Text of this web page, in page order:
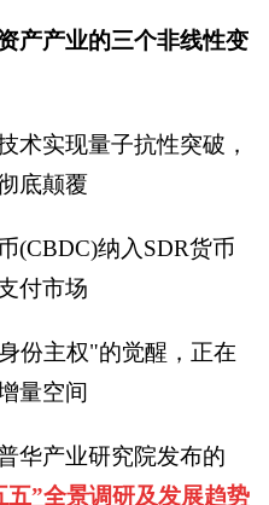
产产业的三个非线性变
术实现量子抗性突破，
底颠覆
(CBDC)纳入SDR货币
付市场
份主权"的觉醒，正在
量空间
华产业研究院发布的
”全景调研及发展趋势